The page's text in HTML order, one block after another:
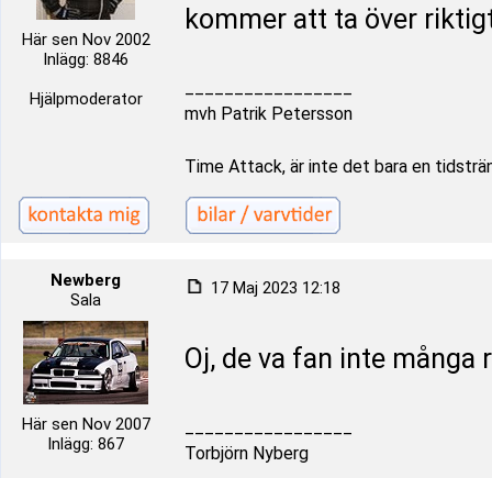
Här sen Nov 2002
Inlägg: 8846
Hjälpmoderator
kommer att ta över
mvh Patrik Petersson
Time Attack, är inte det bara en
Newberg
Sala
Här sen Nov 2007
Inlägg: 867
17 Maj 2023 12:18
Oj, de va fan inte många
Torbjörn Nyberg